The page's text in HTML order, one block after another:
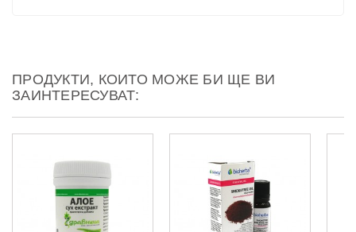
ПРОДУКТИ, КОИТО МОЖЕ БИ ЩЕ ВИ
ЗАИНТЕРЕСУВАТ: